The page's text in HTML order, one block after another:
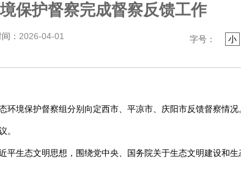
保护督察完成督察反馈工作
： 2026-04-01 字号： 小
环境保护督察组分别向定西市、平凉市、庆阳市反馈督察情况
。
生态文明思想，围绕党中央、国务院关于生态文明建设和